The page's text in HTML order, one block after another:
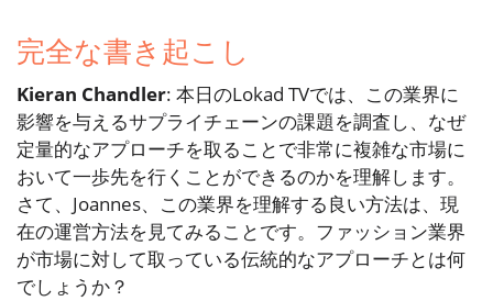
完全な書き起こし
Kieran Chandler: 本日のLokad TVでは、この業界に
影響を与えるサプライチェーンの課題を調査し、なぜ
定量的なアプローチを取ることで非常に複雑な市場に
おいて一歩先を行くことができるのかを理解します。
さて、Joannes、この業界を理解する良い方法は、現
在の運営方法を見てみることです。ファッション業界
が市場に対して取っている伝統的なアプローチとは何
でしょうか？